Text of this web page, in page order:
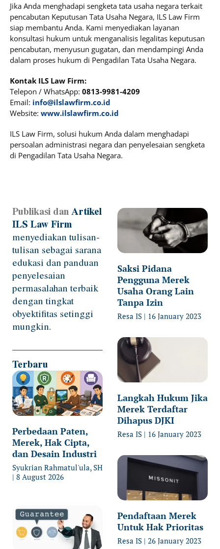
Jika Anda menghadapi sengketa tata usaha negara terkait
pencabutan Keputusan Tata Usaha Negara, ILS Law Firm
siap membantu Anda. Kami menyediakan layanan
konsultasi hukum untuk menganalisis legalitas keputusan
pencabutan, menyusun gugatan, dan mendampingi Anda
dalam proses hukum di Pengadilan Tata Usaha Negara.
Kontak ILS Law Firm:
Telepon / WhatsApp: 0813-9981-4209
Email: info@ilslawfirm.co.id
Website: www.ilslawfirm.co.id
ILS Law Firm, solusi hukum Anda dalam menghadapi
persoalan administrasi negara dan penyelesaian sengketa
di Pengadilan Tata Usaha Negara.
Publikasi danArtikel
ILS Law Firm
menyediakan tulisan-
tulisan sebagai sarana
edukasi dan panduan
penyelesaian
permasalahan terbaik
dengan tingkat
obyektifitas setinggi
mungkin.
Terbaru
Perbedaan Paten,
Merek, Hak Cipta,
dan Desain Industri
Syukrian Rahmatul'ula, SH
8 August 2026
Saksi Pidana
Pengguna Merek
Usaha Orang Lain
Tanpa Izin
Resa IS 16 January 2023
Langkah Hukum Jika
Merek Terdaftar
Dihapus DJKI
Resa IS 16 January 2023
Pendaftaan Merek
Untuk Hak Prioritas
Resa IS 26 January 2023
PagePage